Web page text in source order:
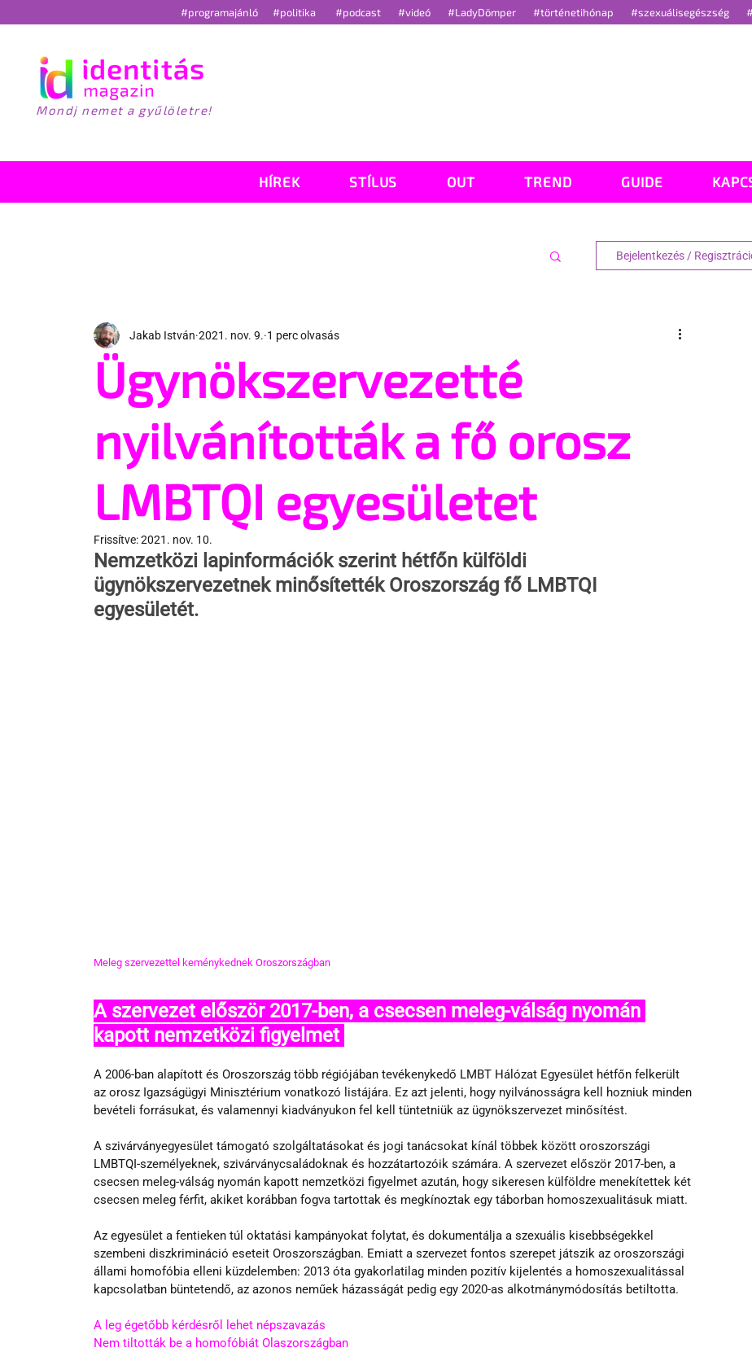
#programajánló #politika #podcast #videó #LadyDömper #történetihónap #szexuálisegészség
Mondj nemet a gyűlöletre!
HÍREK STÍLUS OUT TREND GUIDE
Bejelentkezés /
Ügynökszervezetté
nyilvánították a fő orosz
LMBTQI egyesületet
Jakab István 2021. nov. 9. 1 perc olvasás
Frissítve:2021. nov. 10.
Nemzetközi lapinformációk szerint hétfőn külföldi
ügynökszervezetnek minősítették Oroszország fő LMBTQI
egyesületét.
Meleg szervezettel keménykednek Oroszországban
A szervezet először 2017-ben, a csecsen meleg-válság nyomán
kapott nemzetközi figyelmet
A 2006-ban alapított és Oroszország több régiójában tevékenykedő LMBT Hálózat Egyesület hétfőn felkerült
az orosz Igazságügyi Minisztérium vonatkozó listájára. Ez azt jelenti, hogy nyilvánosságra kell hozniuk minden
bevételi forrásukat, és valamennyi kiadványukon fel kell tüntetniük az ügynökszervezet minősítést.
A szivárványegyesület támogató szolgáltatásokat és jogi tanácsokat kínál többek között oroszországi
LMBTQI-személyeknek, szivárványcsaládoknak és hozzátartozóik számára. A szervezet először 2017-ben, a
csecsen meleg-válság nyomán kapott nemzetközi figyelmet azután, hogy sikeresen külföldre menekítettek két
csecsen meleg férfit, akiket korábban fogva tartottak és megkínoztak egy táborban homoszexualitásuk miatt.
Az egyesület a fentieken túl oktatási kampányokat folytat, és dokumentálja a szexuális kisebbségekkel
szembeni diszkrimináció eseteit Oroszországban. Emiatt a szervezet fontos szerepet játszik az oroszországi
állami homofóbia elleni küzdelemben: 2013 óta gyakorlatilag minden pozitív kijelentés a homoszexualitással
kapcsolatban büntetendő, az azonos neműek házasságát pedig egy 2020-as alkotmánymódosítás betiltotta.
A leg égetőbb kérdésről lehet népszavazás
Nem tiltották be a homofóbiát Olaszországban